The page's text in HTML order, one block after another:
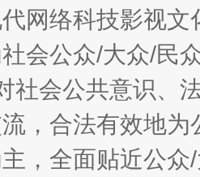
局
今
网络科技影视
会公众/大众/民
社会公共意识、
，合法有效地
，全面贴近公